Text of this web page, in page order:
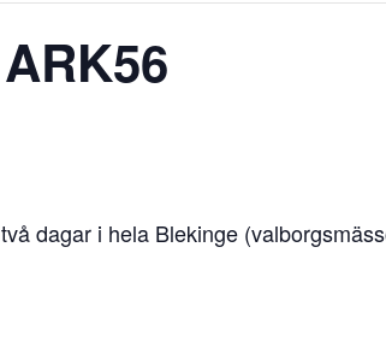
dagar i hela Blekinge